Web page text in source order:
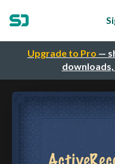
Upgrade to Pro —